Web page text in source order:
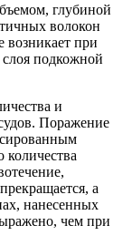
глубиной
волокон
возникает при
подкожной
и
Поражение
количества
а
нанесенных
чем при